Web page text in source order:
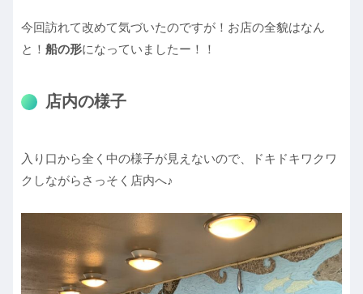
今回訪れて改めて気づいたのですが！お店の全貌はなん
と！ 船の形になっていましたー！！
店内の様子
入り口から全く中の様子が見えないので、ドキドキワクワ
クしながらさっそく店内へ♪